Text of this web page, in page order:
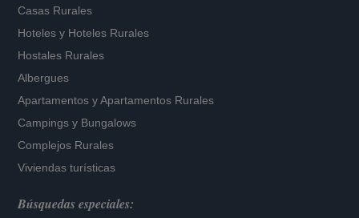
Casas Rurales
Hoteles y Hoteles Rurales
Hostales Rurales
Albergues
Apartamentos yApartamentos Rurales
Campings y Bungalows
Complejos Rurales
Viviendas turísticas
Búsquedas especiales: